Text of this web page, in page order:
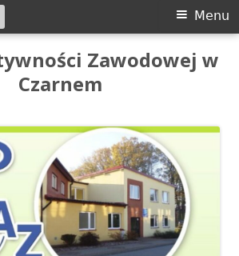
Zawodowej w
Czarnem
Menu
Szukaj: